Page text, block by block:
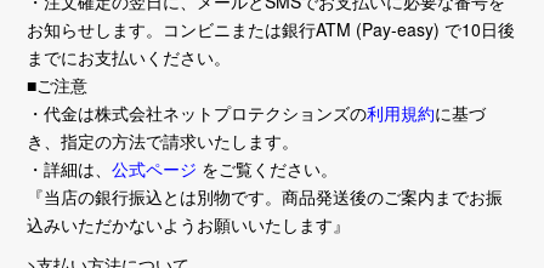
お知らせします。コンビニまたは銀行ATM (Pay-easy) で10日後
までにお支払いください。
■ご注意
・代金は株式会社ネットプロテクションズの利用規約に基づ
き、指定の方法で請求いたします。
・詳細は、公式ページ をご覧ください。
『当店の銀行振込とは別物です。商品発送後のご案内までお振
込みいただかないようお願いいたします』